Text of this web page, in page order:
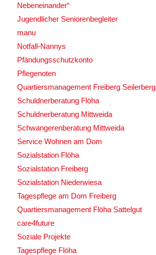
Nebeneinander“
Jugendlicher Seniorenbegleiter
manu
Notfall-Nannys
Pfändungsschutzkonto
Pflegenoten
Quartiersmanagement Freiberg Seilerberg
Schuldnerberatung Flöha
Schuldnerberatung Mittweida
Schwangerenberatung Mittweida
Service Wohnen am Dom
Sozialstation Flöha
Sozialstation Freiberg
Sozialstation Niederwiesa
Tagespflege am Dom Freiberg
Quartiersmanagement Flöha Sattelgut
care4future
Soziale Projekte
Tagespflege Flöha